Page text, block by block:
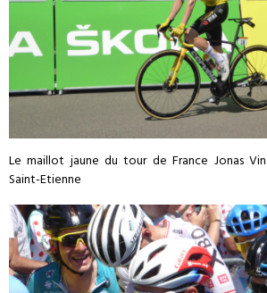
Le maillot jaune du tour de France Jonas
Saint-Etienne